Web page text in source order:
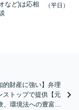
など)は応相
（平日）
的財産に強い】弁理
ストップで提供【元
、環境法への豊富な